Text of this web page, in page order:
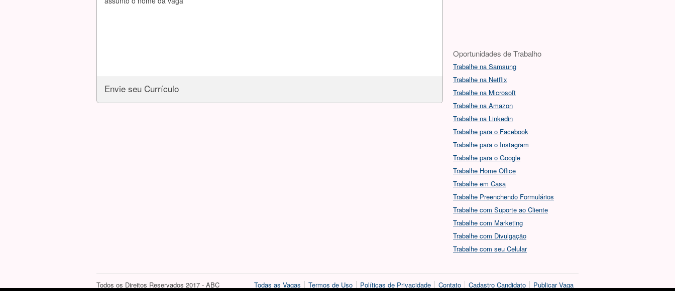
Envie seu Currículo
Oportunidades de Trabalho
Trabalhe na Samsung
Trabalhe na Netflix
Trabalhe na Microsoft
Trabalhe na Amazon
Trabalhe na Linkedin
Trabalhe para o Facebook
Trabalhe para o Instagram
Trabalhe para o Google
Trabalhe Home Office
Trabalhe em Casa
Trabalhe Preenchendo Formulários
Trabalhe com Suporte ao Cliente
Trabalhe com Marketing
Trabalhe com Divulgação
Trabalhe com seu Celular
Todas as Vagas Termos de Uso Políticas de Privacidade Contato Cadastro Candidato Publicar Vaga
Todos os Direitos Reservados 2017 - ABC